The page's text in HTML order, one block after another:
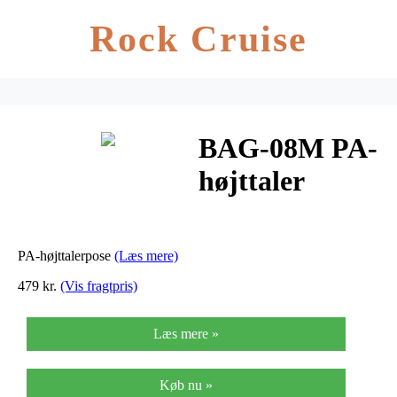
Rock Cruise
BAG-08M PA-
højttaler
PA-højttalerpose (Læs mere)
479 kr. (Vis fragtpris)
Læs mere »
Køb nu »